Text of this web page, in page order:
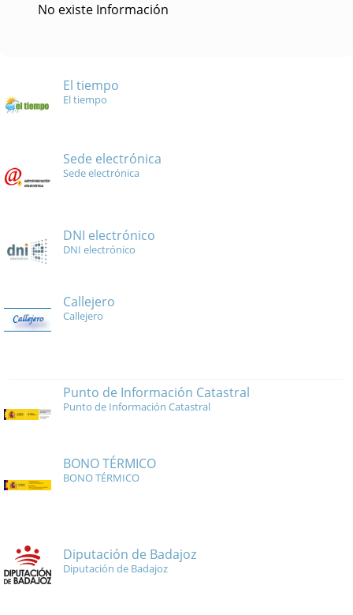
No existe Información
El tiempo
El tiempo
Sede electrónica
Sede electrónica
DNI electrónico
DNI electrónico
Callejero
Callejero
Punto de Información Catastral
Punto de Información Catastral
BONO TÉRMICO
BONO TÉRMICO
Diputación de Badajoz
Diputación de Badajoz